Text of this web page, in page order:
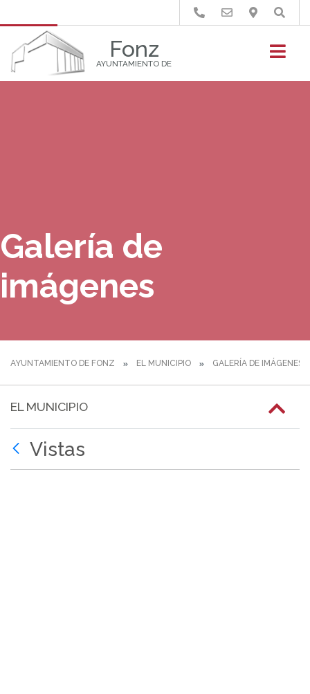
Fonz
AYUNTAMIENTO DE
Buscar
Galería de
imágenes
AYUNTAMIENTO DE FONZ EL MUNICIPIO GALERÍA DE IMÁGENES
EL MUNICIPIO
Vistas